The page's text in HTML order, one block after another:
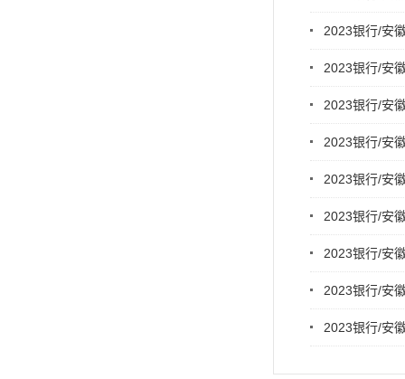
2023银行/安
2023银行/安
2023银行/安
2023银行/安
2023银行/安
2023银行/安
2023银行/安
2023银行/安
2023银行/安